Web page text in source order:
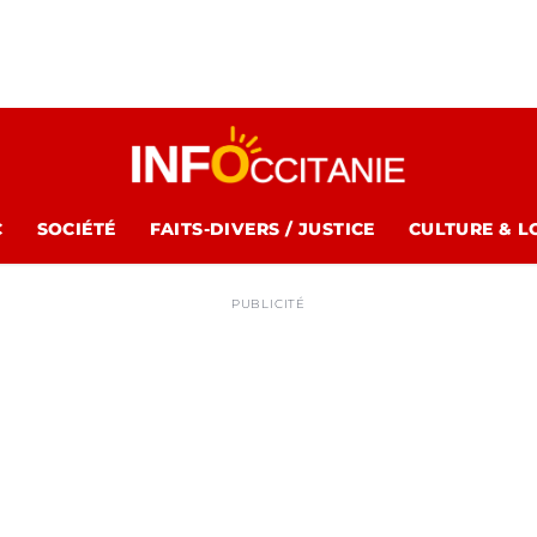
SOCIÉTÉ FAITS-DIVERS / JUSTICE CULTURE &
PUBLICITÉ